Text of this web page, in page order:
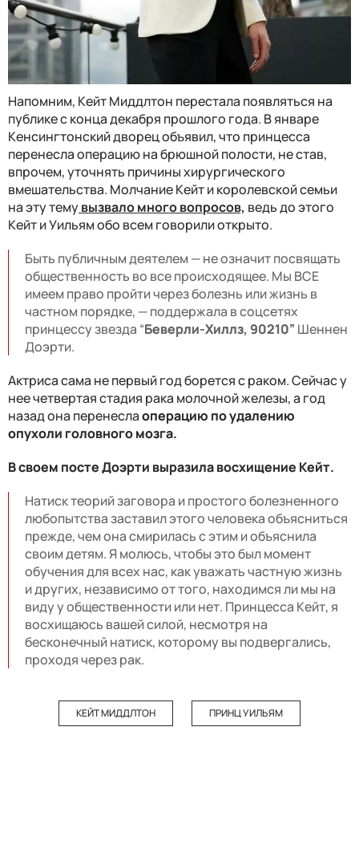
Напомним, Кейт Миддлтон перестала появляться на
публике с конца декабря прошлого года. В январе
Кенсингтонский дворец объявил, что принцесса
перенесла операцию на брюшной полости, не став,
впрочем, уточнять причины хирургического
вмешательства. Молчание Кейт и королевской семьи
на эту темувызвало много вопросов, ведь до этого
Кейт и Уильям обо всем говорили открыто.
Быть ​​​​публичным деятелем — не означит посвящать
общественность во все происходящее. Мы ВСЕ
имеем право пройти через болезнь или жизнь в
частном порядке, — поддержала в соцсетях
принцессу звезда “Беверли-Хиллз, 90210” Шеннен
Доэрти.
Актриса сама не первый год борется с раком. Сейчас у
нее четвертая стадия рака молочной железы, а год
назад она перенеслаоперацию по удалению
опухоли головного мозга.
В своем посте Доэрти выразила восхищение Кейт.
Натиск теорий заговора и простого болезненного
любопытства заставил этого человека объясниться
прежде, чем она смирилась с этим и объяснила
своим детям. Я молюсь, чтобы это был момент
обучения для всех нас, как уважать частную жизнь
и других, независимо от того, находимся ли мы на
виду у общественности или нет. Принцесса Кейт, я
восхищаюсь вашей силой, несмотря на
бесконечный натиск, которому вы подвергались,
проходя через рак.
КЕЙТ МИДДЛТОН ПРИНЦ УИЛЬЯМ